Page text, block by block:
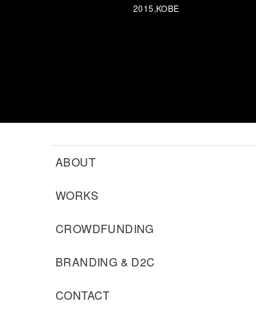
2015,KOBE
ABOUT
WORKS
CROWDFUNDING
BRANDING & D2C
CONTACT